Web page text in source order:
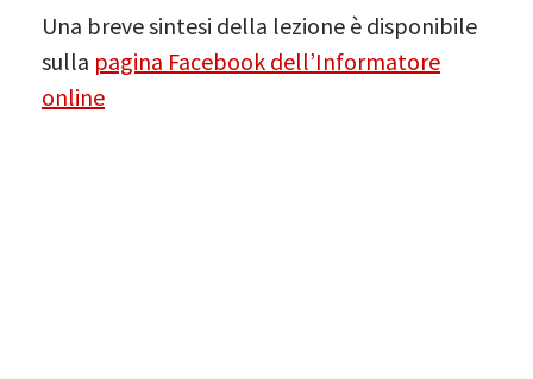
Una breve sintesi della lezione è disponibile
sulla pagina Facebook dell’Informatore
online